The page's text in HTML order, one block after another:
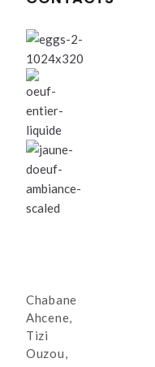
Chabane
Ahcene,
Tizi
Ouzou,